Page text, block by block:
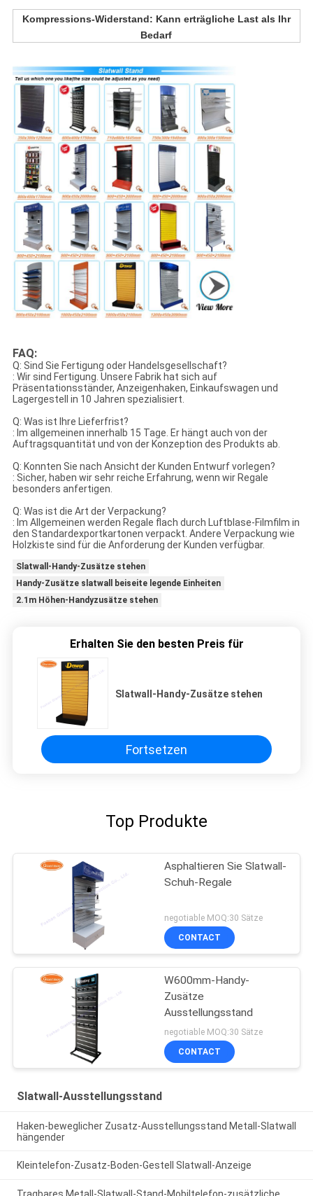
Kompressions-Widerstand: Kann erträgliche Last als Ihr
Bedarf
FAQ:
Q: Sind Sie Fertigung oder Handelsgesellschaft?
: Wir sind Fertigung. Unsere Fabrik hat sich auf
Präsentationsständer, Anzeigenhaken, Einkaufswagen und
Lagergestell in 10 Jahren spezialisiert.
Q: Was ist Ihre Lieferfrist?
: Im allgemeinen innerhalb 15 Tage. Er hängt auch von der
Auftragsquantität und von der Konzeption des Produkts ab.
Q: Konnten Sie nach Ansicht der Kunden Entwurf vorlegen?
: Sicher, haben wir sehr reiche Erfahrung, wenn wir Regale
besonders anfertigen.
Q: Was ist die Art der Verpackung?
: Im Allgemeinen werden Regale flach durch Luftblase-Filmfilm in
den Standardexportkartonen verpackt. Andere Verpackung wie
Holzkiste sind für die Anforderung der Kunden verfügbar.
Slatwall-Handy-Zusätze stehen
Handy-Zusätze slatwall beiseite legende Einheiten
2.1m Höhen-Handyzusätze stehen
Erhalten Sie den besten Preis für
Slatwall-Handy-Zusätze stehen
Fortsetzen
Top Produkte
Asphaltieren Sie Slatwall-
Schuh-Regale
negotiable MOQ:30 Sätze
CONTACT
W600mm-Handy-
Zusätze
Ausstellungsstand
negotiable MOQ:30 Sätze
CONTACT
Slatwall-Ausstellungsstand
Haken-beweglicher Zusatz-Ausstellungsstand Metall-Slatwall
hängender
Kleintelefon-Zusatz-Boden-Gestell Slatwall-Anzeige